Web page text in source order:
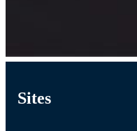
Sites